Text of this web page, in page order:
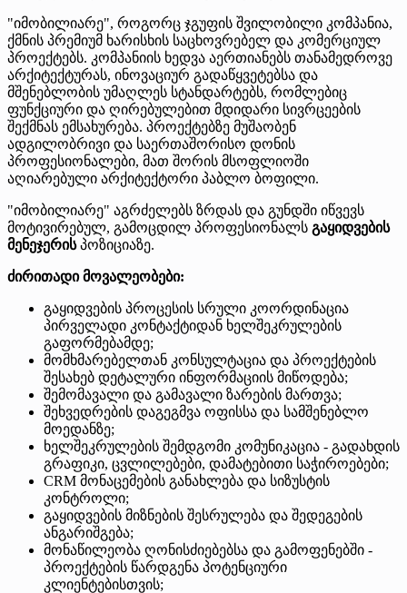
"იმობილიარე", როგორც ჯგუფის შვილობილი კომპანია,
ქმნის პრემიუმ ხარისხის საცხოვრებელ და კომერციულ
პროექტებს. კომპანიის ხედვა აერთიანებს თანამედროვე
არქიტექტურას, ინოვაციურ გადაწყვეტებსა და
მშენებლობის უმაღლეს სტანდარტებს, რომლებიც
ფუნქციური და ღირებულებით მდიდარი სივრცეების
შექმნას ემსახურება. პროექტებზე მუშაობენ
ადგილობრივი და საერთაშორისო დონის
პროფესიონალები, მათ შორის მსოფლიოში
აღიარებული არქიტექტორი პაბლო ბოფილი.
"იმობილიარე" აგრძელებს ზრდას და გუნდში იწვევს
მოტივირებულ, გამოცდილ პროფესიონალს გაყიდვების
მენეჯერისპოზიციაზე.
ძირითადი მოვალეობები:
გაყიდვების პროცესის სრული კოორდინაცია
პირველადი კონტაქტიდან ხელშეკრულების
გაფორმებამდე;
მომხმარებელთან კონსულტაცია და პროექტების
შესახებ დეტალური ინფორმაციის მიწოდება;
შემომავალი და გამავალი ზარების მართვა;
შეხვედრების დაგეგმვა ოფისსა და სამშენებლო
მოედანზე;
ხელშეკრულების შემდგომი კომუნიკაცია - გადახდის
გრაფიკი, ცვლილებები, დამატებითი საჭიროებები;
CRM მონაცემების განახლება და სიზუსტის
კონტროლი;
გაყიდვების მიზნების შესრულება და შედეგების
ანგარიშგება;
მონაწილეობა ღონისძიებებსა და გამოფენებში -
პროექტების წარდგენა პოტენციური
კლიენტებისთვის;